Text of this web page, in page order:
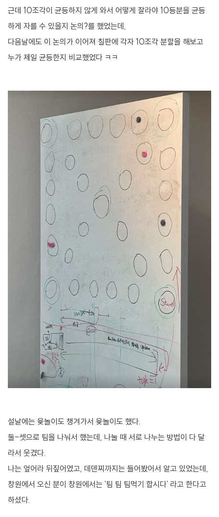
근데 10조각이 균등하지 않게 와서 어떻게 잘라야 10등분을 균등
하게 자를 수 있을지 논의?를 했었는데,
다음날에도 이 논의가 이어져 칠판에 각자 10조각 분할을 해보고
누가 제일 균등한지 비교했었다 ㅋㅋ
설날에는 윷놀이도 챙겨가서 윷놀이도 했다.
둘-셋으로 팀을 나눠서 했는데, 나눌 때 서로 나누는 방법이 다 달
라서 웃겼다.
나는 엎어라 뒤짚어였고, 데덴찌까지는 들어봤어서 알고 있었는데,
창원에서 오신 분이 창원에서는 '팀 팀 팀먹기 합시다' 라고 한다고
하셨다.